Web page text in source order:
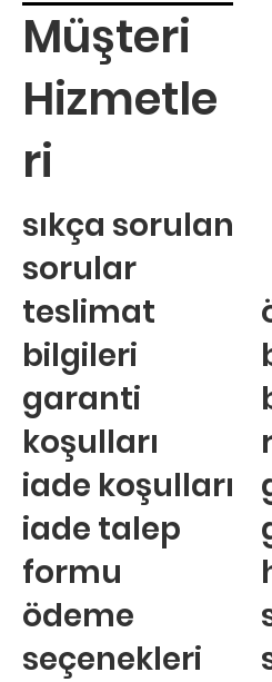
Müşteri
Hizmetle
ri
sıkça sorulan
sorular
teslimat
bilgileri
garanti
koşulları
iade koşulları
iade talep
formu
ödeme
seçenekleri